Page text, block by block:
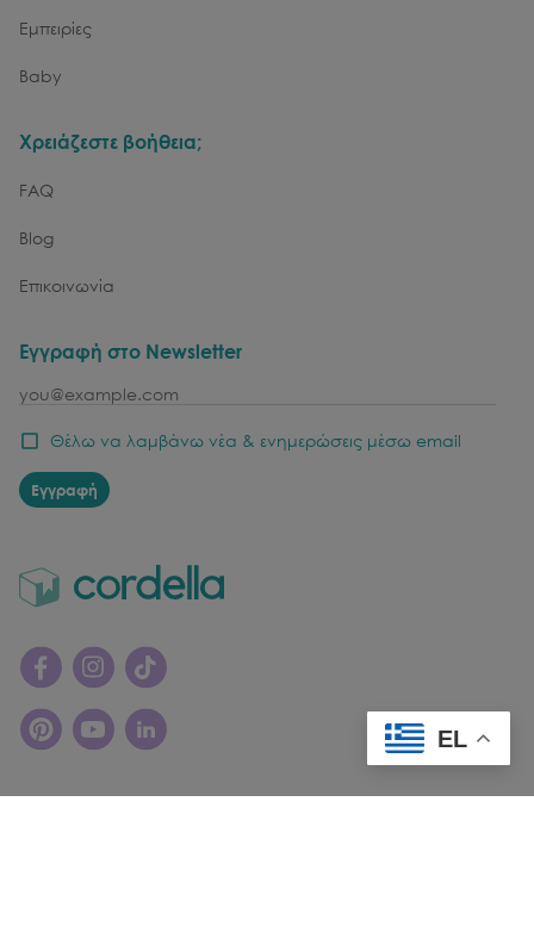
Εμπειρίες
Baby
Χρειάζεστε βοήθεια;
FAQ
Blog
Επικοινωνία
Εγγραφή στο Newsletter
email
Θέλω να λαμβάνω νέα & ενημερώσεις μέσω email
Εγγραφή
EL